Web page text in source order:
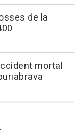
de la
mortal